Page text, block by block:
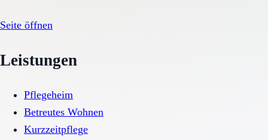
Seite öffnen
Leistungen
Pflegeheim
Betreutes Wohnen
Kurzzeitpflege